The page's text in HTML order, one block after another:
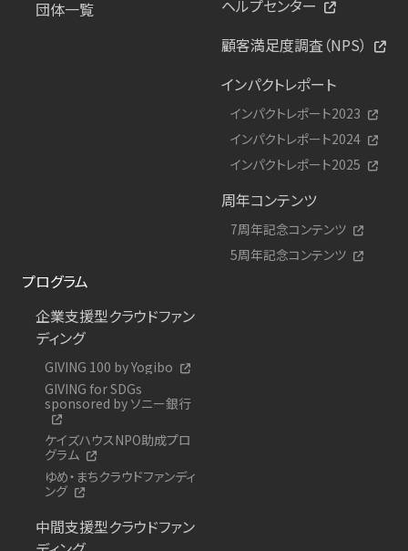
団体一覧
ヘルプセンター
顧客満足度調査（NPS）
インパクトレポート
インパクトレポート2023
インパクトレポート2024
インパクトレポート2025
周年コンテンツ
7周年記念コンテンツ
5周年記念コンテンツ
プログラム
企業支援型クラウドファン
ディング
GIVING 100 by Yogibo
GIVING for SDGs
sponsored by ソニー銀行
ケイズハウスNPO助成プロ
グラム
ゆめ・まちクラウドファンディ
ング
中間支援型クラウドファン